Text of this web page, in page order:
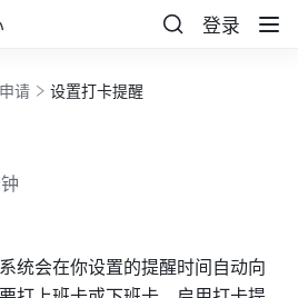
登录
请 设置打卡提醒
统会在你设置的提醒时间自动向